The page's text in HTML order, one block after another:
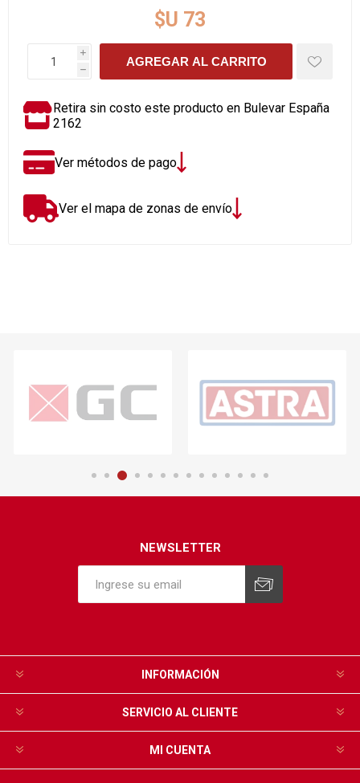
$U 73
i
h
AGREGAR AL CARRITO
Retira sin costo este producto en Bulevar España
2162
Ver métodos de pago
Ver el mapa de zonas de envío
NEWSLETTER
INFORMACIÓN
SERVICIO AL CLIENTE
MI CUENTA